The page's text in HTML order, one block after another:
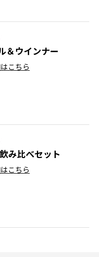
＆ウインナー
こちら
み比べセット
こちら